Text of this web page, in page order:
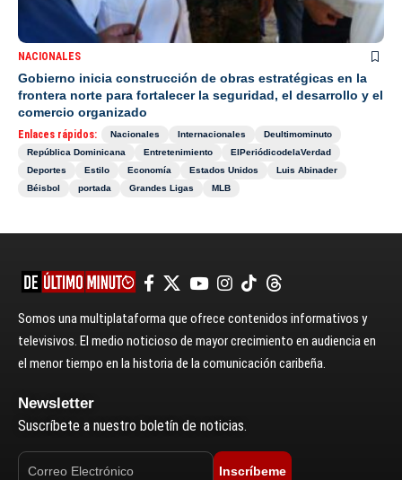
NACIONALES
Gobierno inicia construcción de obras estratégicas en la
frontera norte para fortalecer la seguridad, el desarrollo y el
comercio organizado
Enlaces rápidos: Nacionales Internacionales
Deultimominuto
República Dominicana
Entretenimiento
ElPeriódicodelaVerdad
Deportes
Estilo Economía Estados Unidos
Luis Abinader
Béisbol
portada Grandes Ligas MLB
Somos una multiplataforma que ofrece contenidos informativos y
televisivos. El medio noticioso de mayor crecimiento en audiencia en
el menor tiempo en la historia de la comunicación caribeña.
Newsletter
Suscríbete a nuestro boletín de noticias.
Inscríbeme